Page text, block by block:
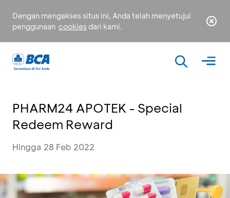
Dengan mengakses situs ini, Anda telah menyetujui
penggunaan cookies dari kami.
PHARM24 APOTEK - Special
Redeem Reward
Hingga 28 Feb 2022